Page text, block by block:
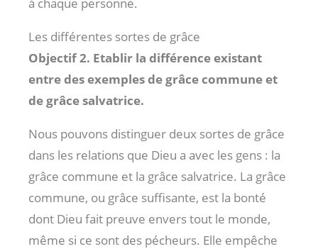
Les différentes sortes de grâce
Objectif 2. Etablir la différence existant
entre des exemples de grâce commune et
de grâce salvatrice.
Nous pouvons distinguer deux sortes de grâce
dans les relations que Dieu a avec les gens : la
grâce commune et la grâce salvatrice. La grâce
commune, ou grâce suffisante, est la bonté
dont Dieu fait preuve envers tout le monde,
même si ce sont des pécheurs. Elle empêche